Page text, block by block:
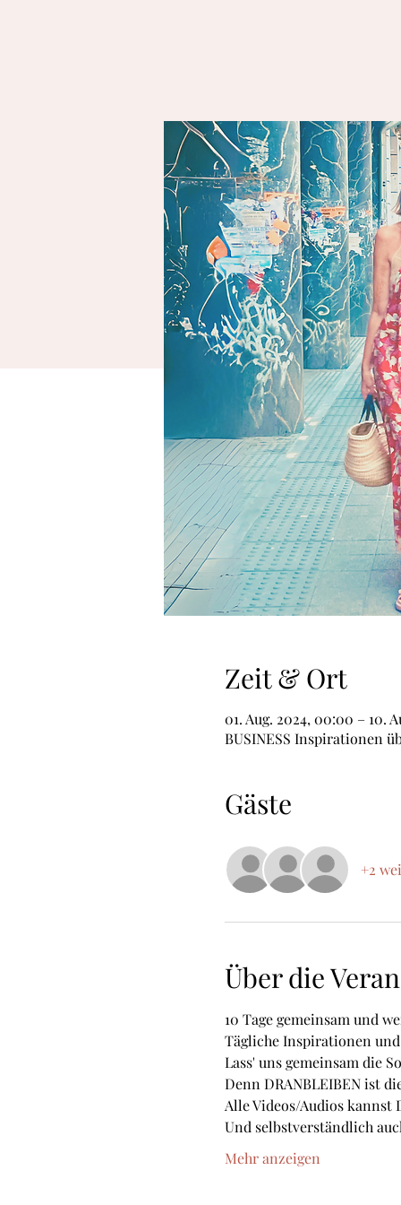
Zeit & Ort
01. Aug. 2024, 00:00 – 10.
BUSINESS Inspirationen
Gäste
+2
Über die
10 Tage gemeinsam und
Tägliche Inspirationen
Lass' uns gemeinsam die
Denn DRANBLEIBEN ist
Alle Videos/Audios
Und selbstverständlich
Mehr anzeigen